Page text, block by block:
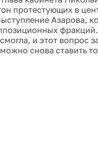
протестующих в
Азарова,
и этот вопрос
снова ставить